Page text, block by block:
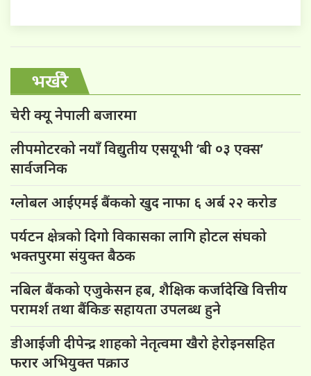
भर्खरै
चेरी क्यू नेपाली बजारमा
लीपमोटरको नयाँ विद्युतीय एसयूभी ‘बी ०३ एक्स’
सार्वजनिक
ग्लोबल आईएमई बैंकको खुद नाफा ६ अर्ब २२ करोड
पर्यटन क्षेत्रको दिगो विकासका लागि होटल संघको
भक्तपुरमा संयुक्त बैठक
नबिल बैंकको एजुकेसन हब, शैक्षिक कर्जादेखि वित्तीय
परामर्श तथा बैंकिङ सहायता उपलब्ध हुने
डीआईजी दीपेन्द्र शाहको नेतृत्वमा खैरो हेरोइनसहित
फरार अभियुक्त पक्राउ